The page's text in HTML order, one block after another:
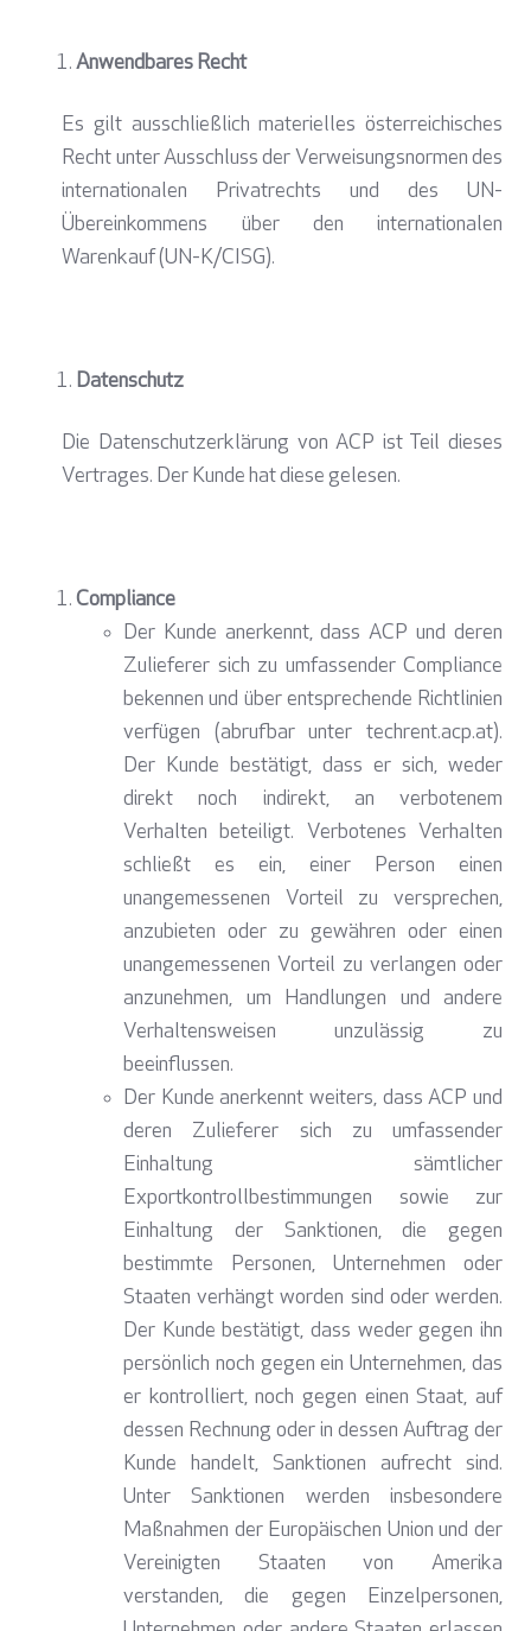
Anwendbares Recht
Es gilt ausschließlich materielles österreichisches
Recht unter Ausschluss der Verweisungsnormen des
internationalen Privatrechts und des UN-
Übereinkommens über den internationalen
Warenkauf (UN-K/CISG).
Datenschutz
Die Datenschutzerklärung von ACP ist Teil dieses
Vertrages. Der Kunde hat diese gelesen.
Compliance
Der Kunde anerkennt, dass ACP und deren
Zulieferer sich zu umfassender Compliance
bekennen und über entsprechende Richtlinien
verfügen (abrufbar unter techrent.acp.at).
Der Kunde bestätigt, dass er sich, weder
direkt noch indirekt, an verbotenem
Verhalten beteiligt. Verbotenes Verhalten
schließt es ein, einer Person einen
unangemessenen Vorteil zu versprechen,
anzubieten oder zu gewähren oder einen
unangemessenen Vorteil zu verlangen oder
anzunehmen, um Handlungen und andere
Verhaltensweisen unzulässig zu
beeinflussen.
Der Kunde anerkennt weiters, dass ACP und
deren Zulieferer sich zu umfassender
Einhaltung sämtlicher
Exportkontrollbestimmungen sowie zur
Einhaltung der Sanktionen, die gegen
bestimmte Personen, Unternehmen oder
Staaten verhängt worden sind oder werden.
Der Kunde bestätigt, dass weder gegen ihn
persönlich noch gegen ein Unternehmen, das
er kontrolliert, noch gegen einen Staat, auf
dessen Rechnung oder in dessen Auftrag der
Kunde handelt, Sanktionen aufrecht sind.
Unter Sanktionen werden insbesondere
Maßnahmen der Europäischen Union und der
Vereinigten Staaten von Amerika
verstanden, die gegen Einzelpersonen,